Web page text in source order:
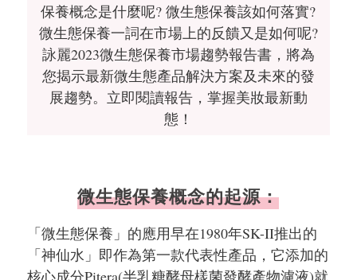
保養概念是什麼呢? 微生態保養該如何落實?
微生態保養一詞在市場上的反饋又是如何呢?
詠麗2023微生態保養市場趨勢報告書，將為
您揭示最新微生態產品解決方案及未來的發
展趨勢。立即閱讀報告，掌握美妝最新動
態！
微生態保養概念的起源：
「微生態保養」的應用早在1980年SK-II推出的
「神仙水」即作為第一款代表性產品，它添加的